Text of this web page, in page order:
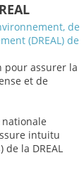
de
(DREAL) de
pour assurer la
et de
intuitu
la DREAL